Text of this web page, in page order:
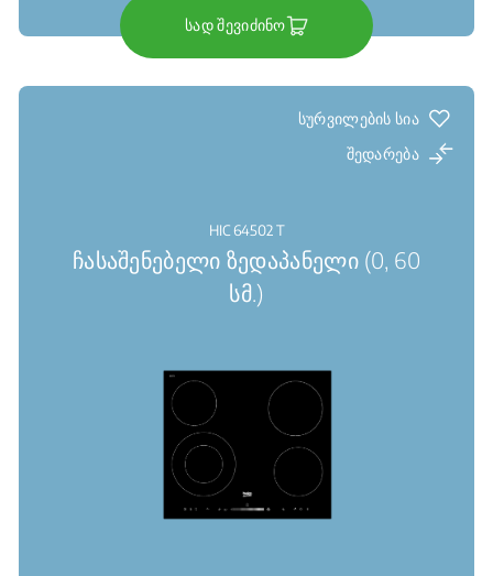
სად შევიძინო
სურვილების სია
შედარება
HIC 64502 T
ჩასაშენებელი ზედაპანელი (0, 60
სმ.)